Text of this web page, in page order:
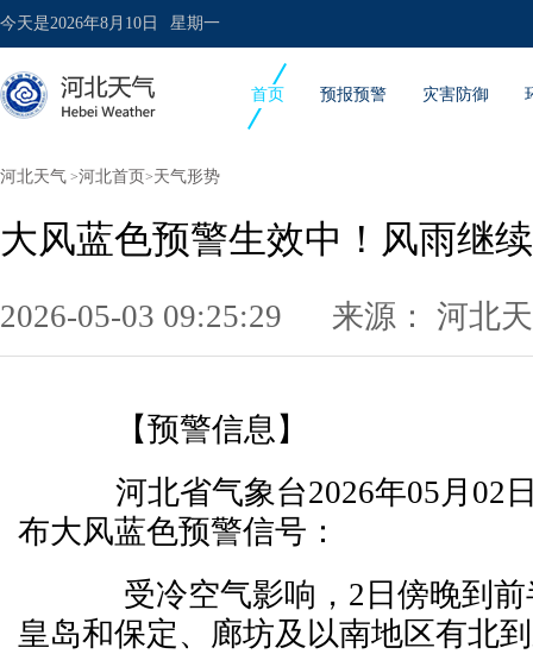
今天是2026年8月10日 星期一
首页 预报预警 灾害防御
河北天气 >河北首页 >天气形势
大风蓝色预警生效中！风雨继
2026-05-03 09:25:29 来源： 河北
【预警信息】
河北省气象台2026年05月02
布大风蓝色预警信号：
受冷空气影响，2日傍晚到
皇岛和保定、廊坊及以南地区有北